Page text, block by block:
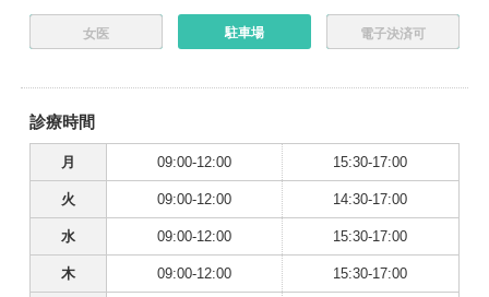
女医 駐車場 電子決済可
診療時間
月 09:00-12:00 15:30-17:00
火 09:00-12:00 14:30-17:00
水 09:00-12:00 15:30-17:00
木 09:00-12:00 15:30-17:00